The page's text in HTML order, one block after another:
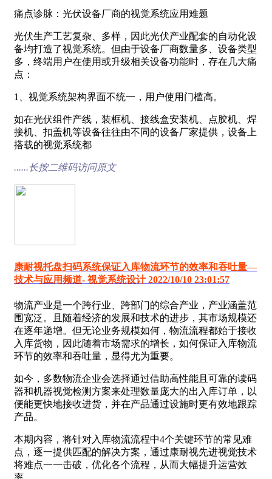
痛点诊脉：光伏设备厂商的视觉系统应用难题
光伏生产工艺复杂、多样，因此光伏产业配套的自动化设
备均打造了视觉系统。但由于设备厂商数量多、设备类型
多，终端用户在使用或升级相关设备功能时，存在几大痛
点：
1、视觉系统架构界面不统一，用户使用门槛高。
如在光伏组件产线，装框机、接线盒安装机、点胶机、焊
接机、扣盖机等设备往往由不同的设备厂家提供，设备上
搭载的视觉系统都
......长按二维码访问原文
康耐视托盘扫码系统保证入库物流环节的效率和吞吐量―
技术与应用频道- 视觉系统设计 2022/10/10 23:01:57
物流产业是一个跨行业、跨部门的综合产业，产业涵盖范
围宽泛。且随着经济的发展和技术的进步，其市场规模还
在逐年递增。但无论业务规模如何，物流流程都始于接收
入库货物，因此随着市场需求的增长，如何保证入库物流
环节的效率和吞吐量，显得尤为重要。
如今，多数物流企业会选择通过借助高性能且可靠的读码
器和机器视觉检测方案来处理数量庞大的出入库订单，以
便能更快地接收进货，并在产品通过设施时更有效地跟踪
产品。
本期内容，将针对入库物流流程中4个关键环节的常见难
点，逐一提供匹配的解决方案，通过康耐视先进视觉技术
将难点一一击破，优化各个流程，从而大幅提升运营效